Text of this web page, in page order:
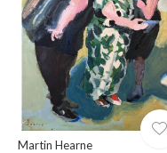
Martin Hearne